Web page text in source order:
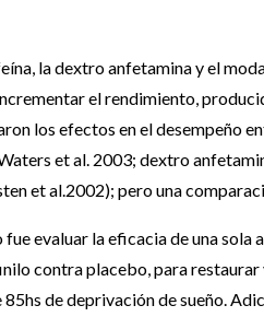
la dextro anfetamina y el
el rendimiento,
los efectos en el desempeño
et al. 2003; dextro
et al.2002); pero una
evaluar la eficacia de una
contra placebo, para
de deprivación de sueño.